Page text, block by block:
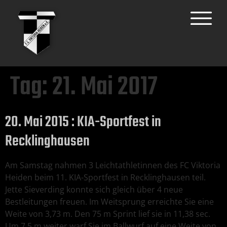
Tag:21. Mai 2017
20. Mai 2015 : KIA-Sportfest in
Recklinghausen
Am Samstag nahmen 3 Leichtathletinnen des FC Viktoria
Heiden beim 11. KIA-Sportfest in Recklinghausen teil.
Jette Sieverding konnte sich gleich über 4 neue
Bestleitungen freuen. Im Weitsprung erreichte Sie eine
Weite von 3,73 m. Den 75 m Sprint lief sie in 11,38 sec.